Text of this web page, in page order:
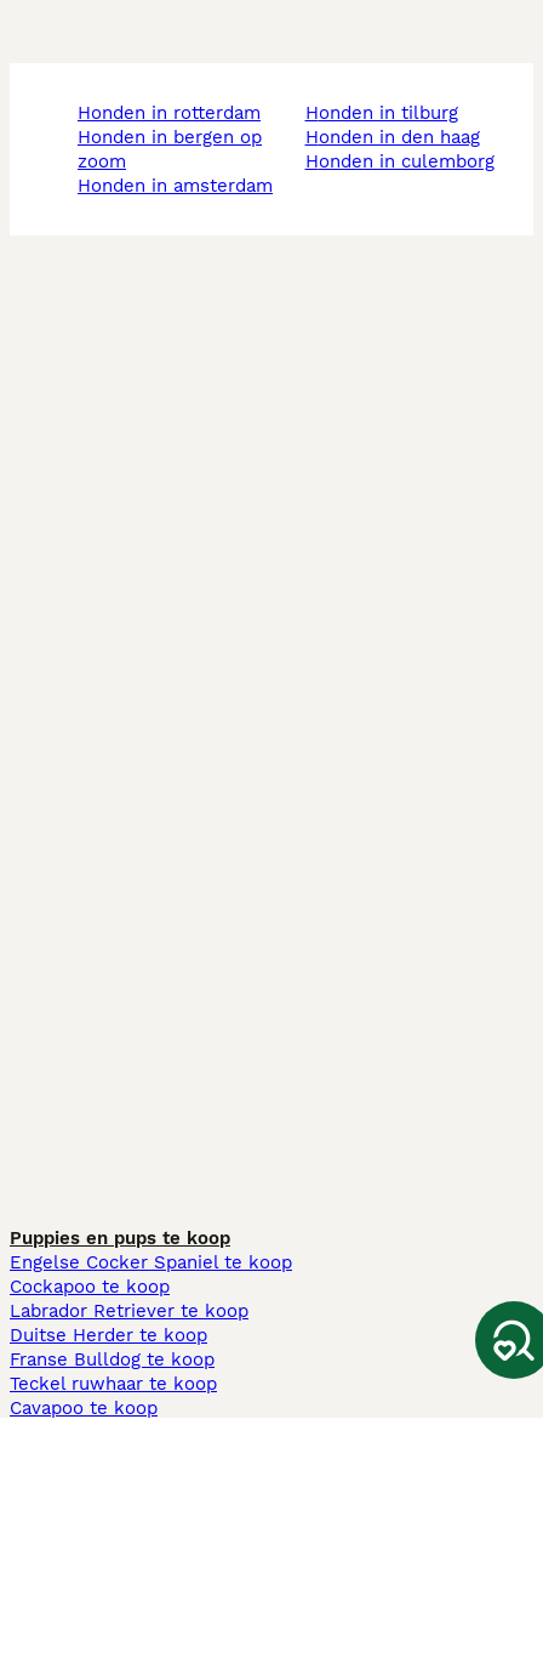
honden in rotterdam
honden in bergen op
zoom
honden in amsterdam
honden in tilburg
honden in den haag
honden in culemborg
Puppies en pups te koop
Engelse Cocker Spaniel te koop
Cockapoo te koop
Labrador Retriever te koop
Duitse Herder te koop
Franse Bulldog te koop
Teckel ruwhaar te koop
Cavapoo te koop